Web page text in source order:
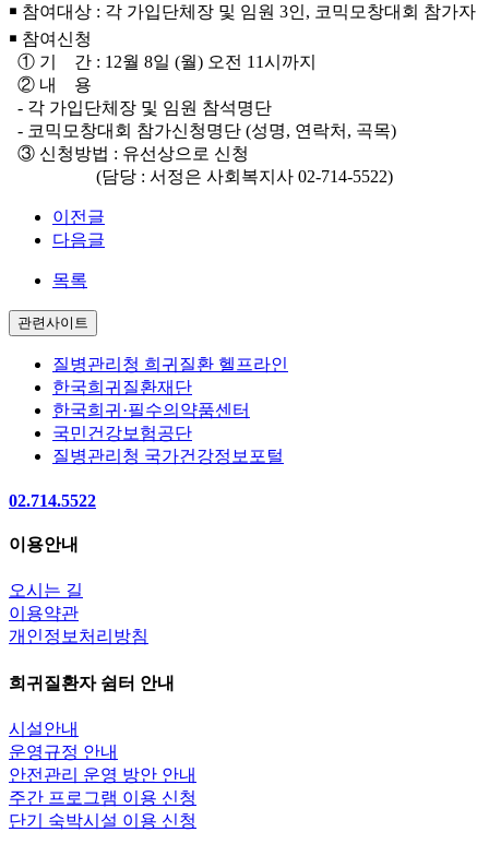
￭ 참여대상 : 각 가입단체장 및 임원 3인, 코믹모창대회 참가자
￭ 참여신청
① 기 간 : 12월 8일 (월) 오전 11시까지
② 내 용
- 각 가입단체장 및 임원 참석명단
- 코믹모창대회 참가신청명단 (성명, 연락처, 곡목)
③ 신청방법 : 유선상으로 신청
(담당 : 서정은 사회복지사 02-714-5522)
이전글
다음글
목록
관련사이트
질병관리청 희귀질환 헬프라인
한국희귀질환재단
한국희귀·필수의약품센터
국민건강보험공단
질병관리청 국가건강정보포털
02.714.5522
이용안내
오시는 길
이용약관
개인정보처리방침
희귀질환자 쉼터 안내
시설안내
운영규정 안내
안전관리 운영 방안 안내
주간 프로그램 이용 신청
단기 숙박시설 이용 신청